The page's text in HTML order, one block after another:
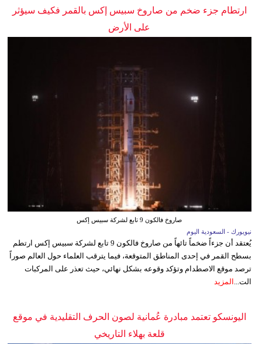
ارتطام جزء ضخم من صاروخ سبيس إكس بالقمر فكيف سيؤثر
على الأرض
صاروخ فالكون 9 تابع لشركة سبيس إكس
نيويورك - السعودية اليوم
يُعتقد أن جزءاً ضخماً تائهاً من صاروخ فالكون 9 تابع لشركة سبيس إكس ارتطم
بسطح القمر في إحدى المناطق المتوقعة، فيما يترقب العلماء حول العالم صوراً
ترصد موقع الاصطدام وتؤكد وقوعه بشكل نهائي، حيث تعذر على المركبات
الت...
المزيد
اليونسكو تعتمد مبادرة عُمانية لصون الحرف التقليدية في موقع
قلعة بهلاء التاريخي